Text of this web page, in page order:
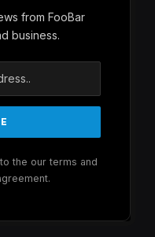
from FooBar
business.
the our terms and